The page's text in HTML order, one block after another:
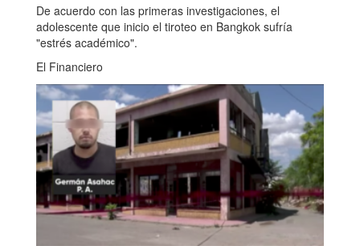
De acuerdo con las primeras investigaciones, el
adolescente que inicio el tiroteo en Bangkok sufría
"estrés académico".
El Financiero